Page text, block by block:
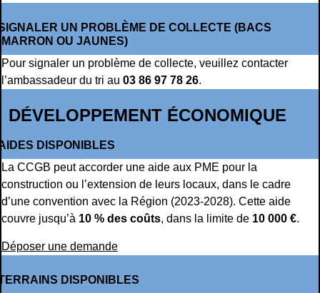
UN PROBLÈME DE COLLECTE (BACS
MARRON OU JAUNES)
Pour signaler un problème de collecte, veuillez contacter
l’ambassadeur du tri au 03 86 97 78 26.
DÉVELOPPEMENT ÉCONOMIQUE
DISPONIBLES
La CCGB peut accorder une aide aux PME pour la
construction ou l’extension de leurs locaux, dans le cadre
d’une convention avec la Région (2023-2028). Cette aide
couvre jusqu’à 10 % des coûts, dans la limite de 10 000 €.
Déposer une demande
DISPONIBLES